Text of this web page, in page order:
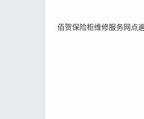
佰贺保险柜维修服务网点